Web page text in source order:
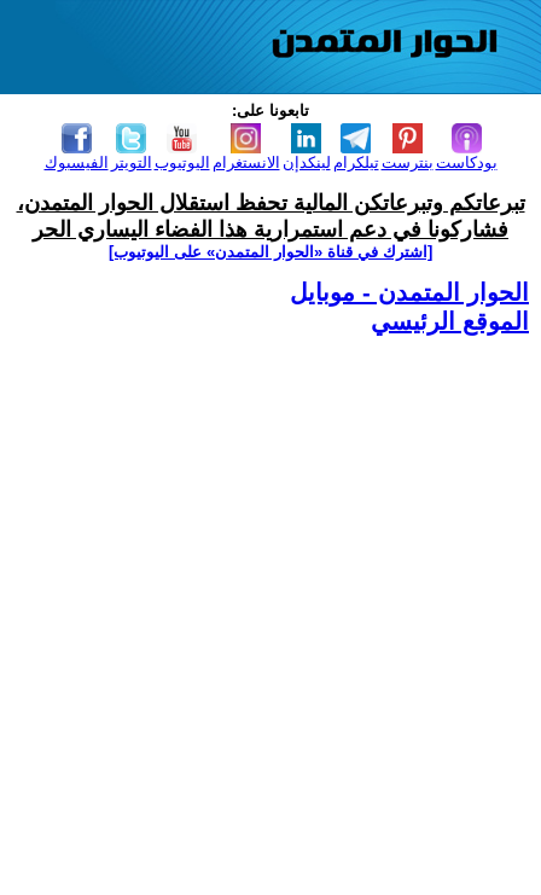
تابعونا على:
الفيسبوك التويتر اليوتيوب الانستغرام لينكدإن تيلكرامبنترست بودكاست
تبرعاتكم وتبرعاتكن المالية تحفظ استقلال الحوار المتمدن،
فشاركونا في دعم استمرارية هذا الفضاء اليساري الحر
[اشترك في قناة ‫«الحوار المتمدن» على اليوتيوب]
الحوار المتمدن - موبايل
الموقع الرئيسي